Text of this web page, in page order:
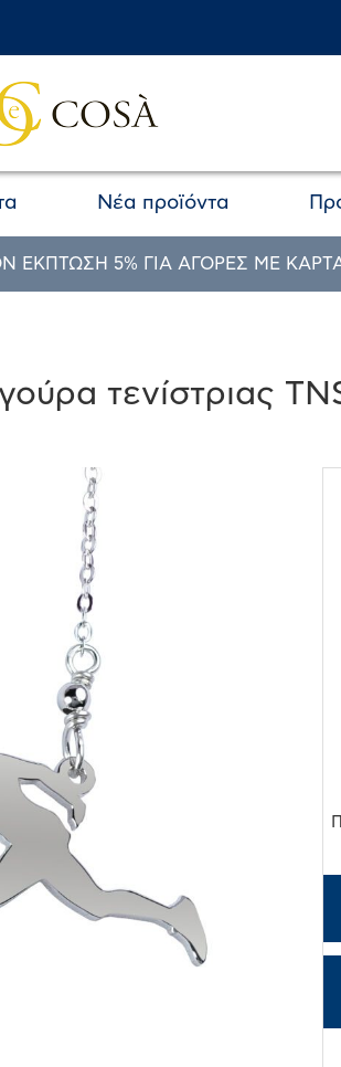
Νέα προϊόντα
ΕΚΠΤΩΣΗ 5% ΓΙΑ ΑΓΟΡΕΣ ΜΕ
τενίστριας